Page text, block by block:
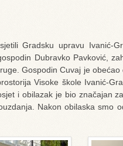
Gradsku upravu Ivanić-
Dubravko Pavković,
Gospodin Cuvaj je
Visoke škole Ivanić-
i obilazak je bio značajan
Nakon obilaska smo